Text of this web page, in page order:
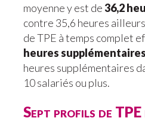
moyenne y est de36,2
contre 35,6 heures
de TPE à temps complet
heures
heures supplémentaires
10 salariés ou plus.
Sept profils de